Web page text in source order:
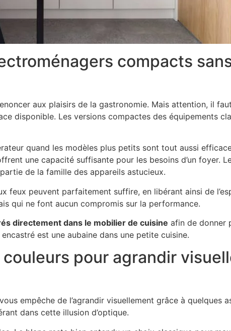
compacts
aux plaisirs de la gastronomie. Mais attention, il
disponible. Les versions compactes des équipements
quand les modèles plus petits sont tout aussi
une capacité suffisante pour les besoins d’un foyer.
de la famille des appareils astucieux.
feux peuvent parfaitement suffire, en libérant ainsi de
qui ne font aucun compromis sur la performance.
directement dans le mobilier de cuisine afin de donner
est une aubaine dans une petite cuisine.
pour agrandir
empêche de l’agrandir visuellement grâce à quelques
dans cette illusion d’optique.